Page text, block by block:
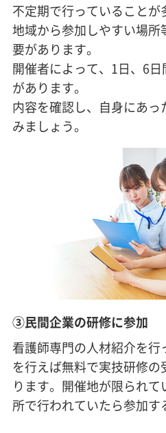
不定期で行っていること
地域から参加しやすい場
要があります。
開催者によって、1日、6
があります。
内容を確認し、自身にあ
みましょう。
③民間企業の研修に参加
看護師専門の人材紹介を
を行えば無料で実技研修
ります。開催地が限られ
所で行われていたら参加す